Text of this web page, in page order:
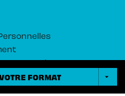
FORMAT arrow_drop_down
cookies